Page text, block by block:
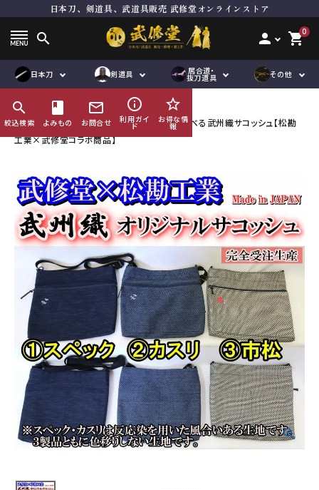
日本刀、剣道具、武道具販売 武修堂オンラインストア
search person 0
shopping_cart
日本刀
その他刀身
縁頭
その他金具
鮫鞘
剣道具
面単品
垂れ単品
鮫胴
竹刀用品
道着袴セット
竹刀袋
その他小物
工作
居合道・
抜刀道具
居合刀（模擬刀）
居合道向き真剣
木刀
下緒
道着袴セット
道着単品
袴単品
帯
刀袋
鮫鞘
鮫胴
修理及び諸工作
その他
オリジナル商
品
ハンドメイド商
品
企画商品
search
絞込検索
book
よみもの
mail_outline
お問合せ
info_outline
利用ガイ
ド
star_border
お得な情
報
ACCOUNT MENU
ようこそ ゲスト 様
meeting_room ログイン person 会員登録
コンテンツ
ガイド
ご利用ガイド
会社概要
特定商取引法について
プライバシーポリシー
HOME
その他販売品
【期間限定】勝虫（トンボ）or桜の刺繍が選べる武州織サコッシュ【松勘
工業×武修堂コラボ商品】